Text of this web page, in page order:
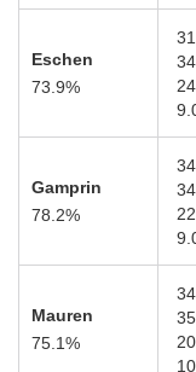
Eschen
73.9%
Gamprin
78.2%
Mauren
75.1%